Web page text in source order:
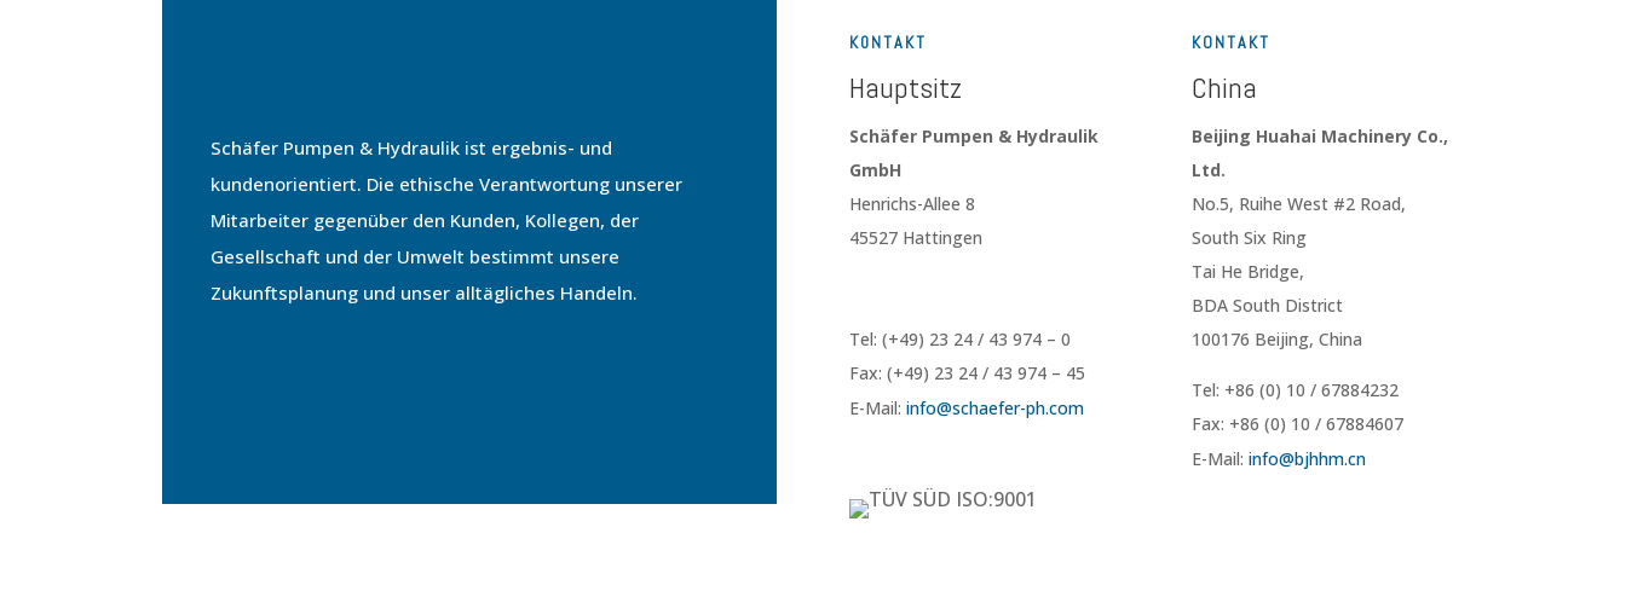
Schäfer Pumpen & Hydraulik ist ergebnis- und
kundenorientiert. Die ethische Verantwortung unserer
Mitarbeiter gegenüber den Kunden, Kollegen, der
Gesellschaft und der Umwelt bestimmt unsere
Zukunftsplanung und unser alltägliches Handeln.
K0NTAKT
Hauptsitz
Schäfer Pumpen & Hydraulik
GmbH
Henrichs-Allee 8
45527 Hattingen
Tel: (+49) 23 24 / 43 974 – 0
Fax: (+49) 23 24 / 43 974 – 45
E-Mail: info@schaefer-ph.com
KONTAKT
China
Beijing Huahai Machinery Co.,
Ltd.
No.5, Ruihe West #2 Road,
South Six Ring
Tai He Bridge,
BDA South District
100176 Beijing, China
Tel: +86 (0) 10 / 67884232
Fax: +86 (0) 10 / 67884607
E-Mail:info@bjhhm.cn